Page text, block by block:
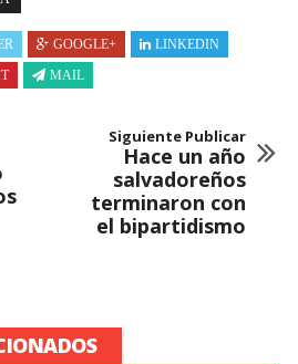
GOOGLE+
LINKEDIN
MAIL
Siguiente Publicar
Hace un año
salvadoreños
terminaron con
el bipartidismo